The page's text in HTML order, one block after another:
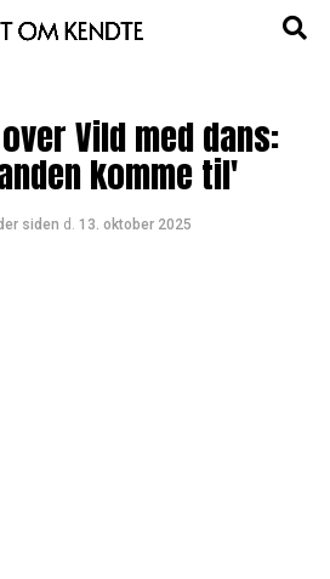
Vild med dans:
komme til'
siden d. 13. oktober 2025